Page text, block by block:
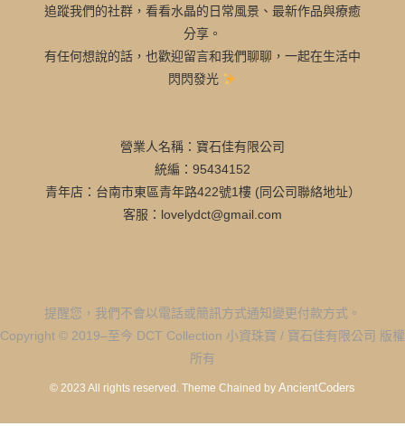
追蹤我們的社群，看看水晶的日常風景、最新作品與療癒
分享。
有任何想說的話，也歡迎留言和我們聊聊，一起在生活中
閃閃發光
營業人名稱：寶石佳有限公司
統編：95434152
青年店：台南市東區青年路422號1樓 (同公司聯絡地址）
客服：lovelydct@gmail.com
提醒您，我們不會以電話或簡訊方式通知變更付款方式。
Copyright © 2019–至今 DCT Collection 小資珠寶 / 寶石佳有限公司 版權
所有
© 2023 All rights reserved. Theme Chained by AncientCoders